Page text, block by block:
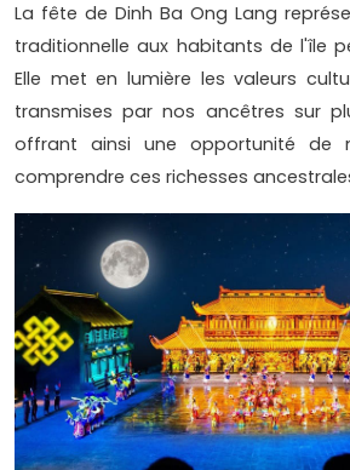
La fête de Dinh Ba Ong Lang
traditionnelle aux habitants de l'île
Elle met en lumière les valeurs
transmises par nos ancêtres sur
offrant ainsi une opportunité de
comprendre ces richesses